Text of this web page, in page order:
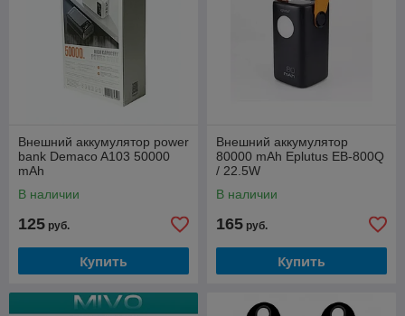
Внешний аккумулятор power
bank Demaco A103 50000
mAh
В наличии
125 руб.
Купить
Внешний аккумулятор
80000 mAh Eplutus EB-800Q
/ 22.5W
В наличии
165 руб.
Купить